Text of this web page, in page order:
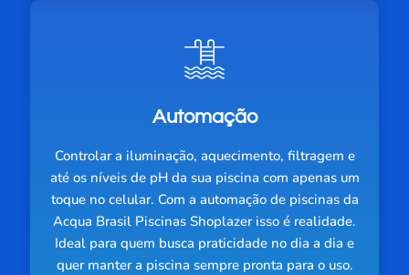
Automação
Controlar a iluminação, aquecimento, filtragem e
até os níveis de pH da sua piscina com apenas um
toque no celular. Com a automação de piscinas da
Acqua Brasil Piscinas Shoplazer isso é realidade.
Ideal para quem busca praticidade no dia a dia e
quer manter a piscina sempre pronta para o uso.